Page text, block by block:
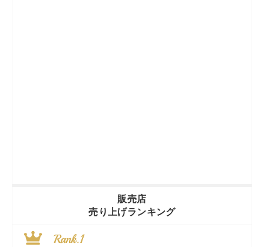
販売店
売り上げランキング